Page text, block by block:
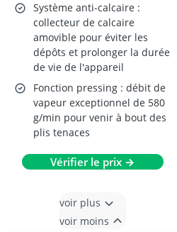
Système anti-calcaire :
collecteur de calcaire
amovible pour éviter les
dépôts et prolonger la durée
de vie de l'appareil
Fonction pressing : débit de
vapeur exceptionnel de 580
g/min pour venir à bout des
plis tenaces
Vérifier le prix →
voir plus
voir moins